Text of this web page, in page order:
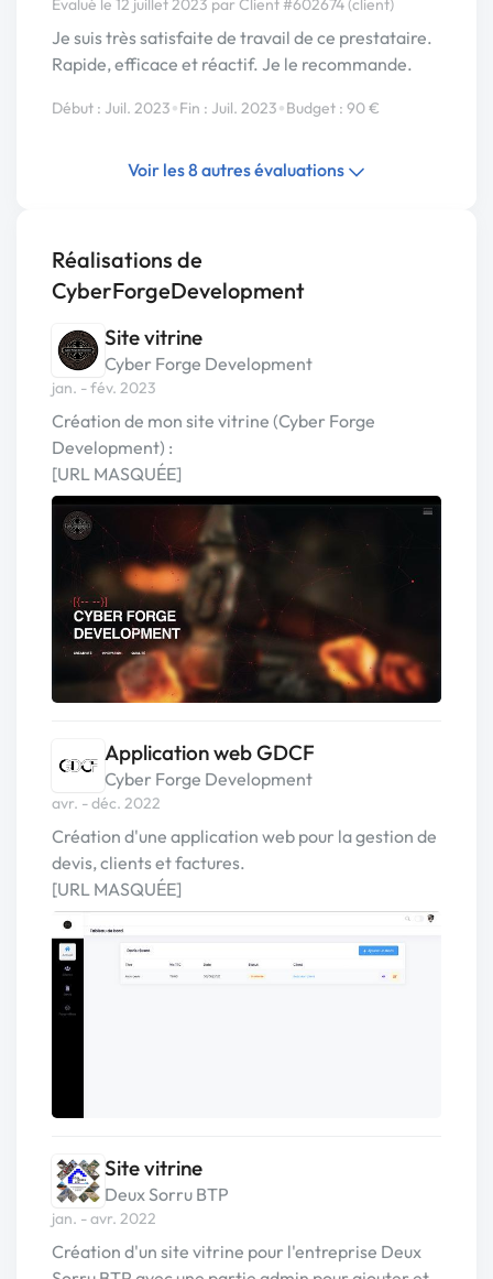
Évalué le 12 juillet 2023 par Client #602674 (client)
Je suis très satisfaite de travail de ce prestataire.
Rapide, efficace et réactif. Je le recommande.
Début : Juil. 2023•Fin : Juil. 2023•Budget : 90 €
Voir les 8 autres évaluations
Réalisations de
CyberForgeDevelopment
Site vitrine
Cyber Forge Development
jan. - fév. 2023
Création de mon site vitrine (Cyber Forge
Development) :
[URL MASQUÉE]
Application web GDCF
Cyber Forge Development
avr. - déc. 2022
Création d'une application web pour la gestion de
devis, clients et factures.
[URL MASQUÉE]
Site vitrine
Deux Sorru BTP
jan. - avr. 2022
Création d'un site vitrine pour l'entreprise Deux